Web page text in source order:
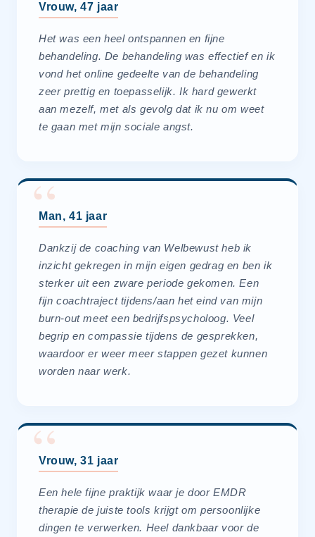
Vrouw, 47 jaar
Het was een heel ontspannen en fijne
behandeling. De behandeling was effectief en ik
vond het online gedeelte van de behandeling
zeer prettig en toepasselijk. Ik hard gewerkt
aan mezelf, met als gevolg dat ik nu om weet
te gaan met mijn sociale angst.
Man, 41 jaar
Dankzij de coaching van Welbewust heb ik
inzicht gekregen in mijn eigen gedrag en ben ik
sterker uit een zware periode gekomen. Een
fijn coachtraject tijdens/aan het eind van mijn
burn-out meet een bedrijfspsycholoog. Veel
begrip en compassie tijdens de gesprekken,
waardoor er weer meer stappen gezet kunnen
worden naar werk.
Vrouw, 31 jaar
Een hele fijne praktijk waar je door EMDR
therapie de juiste tools krijgt om persoonlijke
dingen te verwerken. Heel dankbaar voor de